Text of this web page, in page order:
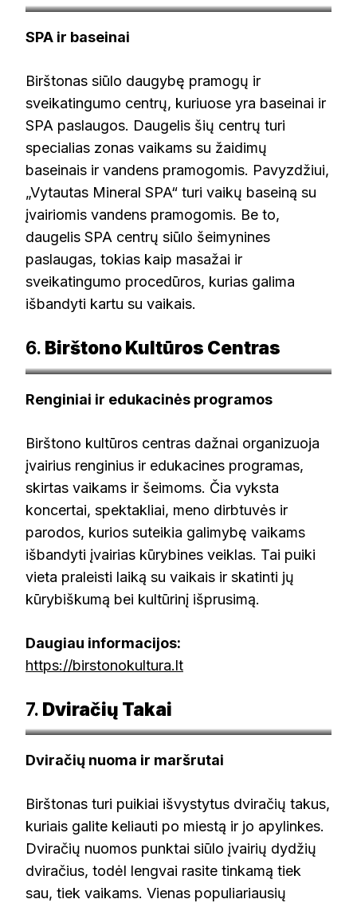
SPA ir baseinai
Birštonas siūlo daugybę pramogų ir
sveikatingumo centrų, kuriuose yra baseinai ir
SPA paslaugos. Daugelis šių centrų turi
specialias zonas vaikams su žaidimų
baseinais ir vandens pramogomis. Pavyzdžiui,
„Vytautas Mineral SPA“ turi vaikų baseiną su
įvairiomis vandens pramogomis. Be to,
daugelis SPA centrų siūlo šeimynines
paslaugas, tokias kaip masažai ir
sveikatingumo procedūros, kurias galima
išbandyti kartu su vaikais.
6. Birštono Kultūros Centras
Renginiai ir edukacinės programos
Birštono kultūros centras dažnai organizuoja
įvairius renginius ir edukacines programas,
skirtas vaikams ir šeimoms. Čia vyksta
koncertai, spektakliai, meno dirbtuvės ir
parodos, kurios suteikia galimybę vaikams
išbandyti įvairias kūrybines veiklas. Tai puiki
vieta praleisti laiką su vaikais ir skatinti jų
kūrybiškumą bei kultūrinį išprusimą.
Daugiau informacijos:
https://birstonokultura.lt
7. Dviračių Takai
Dviračių nuoma ir maršrutai
Birštonas turi puikiai išvystytus dviračių takus,
kuriais galite keliauti po miestą ir jo apylinkes.
Dviračių nuomos punktai siūlo įvairių dydžių
dviračius, todėl lengvai rasite tinkamą tiek
sau, tiek vaikams. Vienas populiariausių